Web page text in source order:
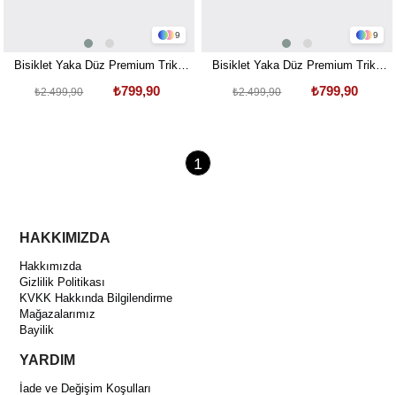
9
Bisiklet Yaka Düz Premium Triko
₺799,90
₺2.499,90
9
Bisiklet Yaka Düz Premium Triko
₺799,90
₺2.499,90
1
HAKKIMIZDA
Hakkımızda
Gizlilik Politikası
KVKK Hakkında Bilgilendirme
Mağazalarımız
Bayilik
YARDIM
İade ve Değişim Koşulları